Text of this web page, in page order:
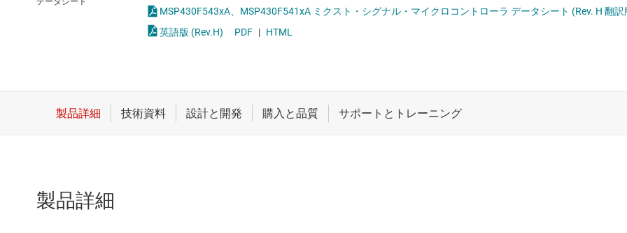
スイッチ/マルチプレクサ
MSP430F543xA、MSP430F541xA ミクスト・シグナル・マイクロコントローラ データシート (Rev. H 翻訳
英語版 (Rev.H)
PDF | HTML
製品詳細